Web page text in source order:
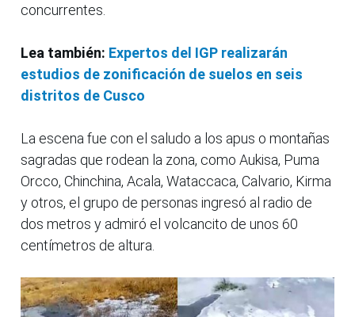
concurrentes.
Lea también: Expertos del IGP realizarán
estudios de zonificación de suelos en seis
distritos de Cusco
La escena fue con el saludo a los apus o montañas
sagradas que rodean la zona, como Aukisa, Puma
Orcco, Chinchina, Acala, Wataccaca, Calvario, Kirma
y otros, el grupo de personas ingresó al radio de
dos metros y admiró el volcancito de unos 60
centímetros de altura.